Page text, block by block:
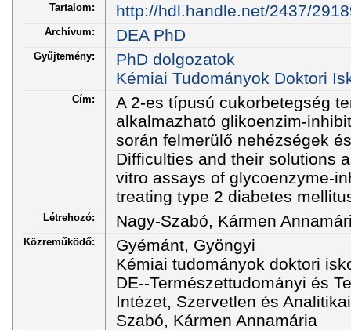
Tartalom: http://hdl.handle.net/2437/
Archívum: DEA PhD
Gyűjtemény:
PhD dolgozatok
Kémiai Tudományok Doktori
Cím:
A 2-es típusú cukorbetegség
alkalmazható glikoenzim-
során felmerülő nehézségek
Difficulties and their solutions
vitro assays of glycoenzyme-
treating type 2 diabetes
Létrehozó: Nagy-Szabó, Kármen
Közreműködő:
Gyémánt, Gyöngyi
Kémiai tudományok doktori
DE--Természettudományi és
Intézet, Szervetlen és
Szabó, Kármen Annamária